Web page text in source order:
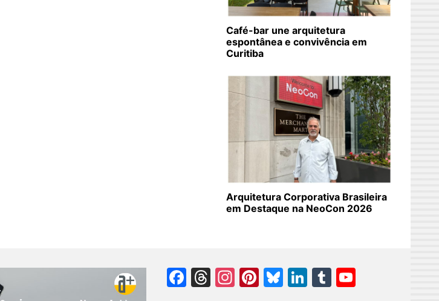
Café-bar une arquitetura
espontânea e convivência em
Curitiba
Arquitetura Corporativa Brasileira
em Destaque na NeoCon 2026
Facebook
Threads
Instagram
Pinterest
Bluesky
LinkedIn
Tumblr